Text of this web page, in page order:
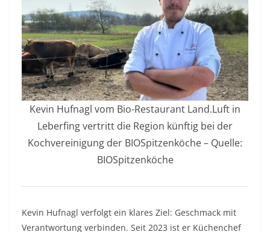
Kevin Hufnagl vom Bio-Restaurant Land.Luft in
Leberfing vertritt die Region künftig bei der
Kochvereinigung der BIOSpitzenköche – Quelle:
BIOSpitzenköche
Kevin Hufnagl verfolgt ein klares Ziel: Geschmack mit
Verantwortung verbinden. Seit 2023 ist er Küchenchef